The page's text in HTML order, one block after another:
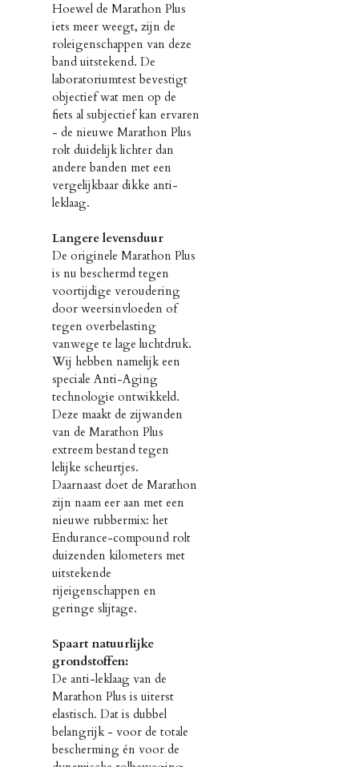
Hoewel de Marathon Plus
iets meer weegt, zijn de
roleigenschappen van deze
band uitstekend. De
laboratoriumtest bevestigt
objectief wat men op de
fiets al subjectief kan ervaren
- de nieuwe Marathon Plus
rolt duidelijk lichter dan
andere banden met een
vergelijkbaar dikke anti-
leklaag.
Langere levensduur
De originele Marathon Plus
is nu beschermd tegen
voortijdige veroudering
door weersinvloeden of
tegen overbelasting
vanwege te lage luchtdruk.
Wij hebben namelijk een
speciale Anti-Aging
technologie ontwikkeld.
Deze maakt de zijwanden
van de Marathon Plus
extreem bestand tegen
lelijke scheurtjes.
Daarnaast doet de Marathon
zijn naam eer aan met een
nieuwe rubbermix: het
Endurance-compound rolt
duizenden kilometers met
uitstekende
rijeigenschappen en
geringe slijtage.
Spaart natuurlijke
grondstoffen:
De anti-leklaag van de
Marathon Plus is uiterst
elastisch. Dat is dubbel
belangrijk - voor de totale
bescherming én voor de